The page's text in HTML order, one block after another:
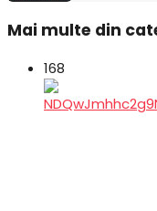
Mai multe din
168